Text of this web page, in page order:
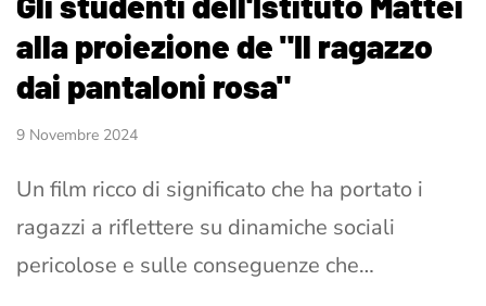
alla proiezione de "Il ragazzo
dai pantaloni rosa"
9 Novembre 2024
Un film ricco di significato che ha portato i
ragazzi a riflettere su dinamiche sociali
pericolose e sulle conseguenze che…